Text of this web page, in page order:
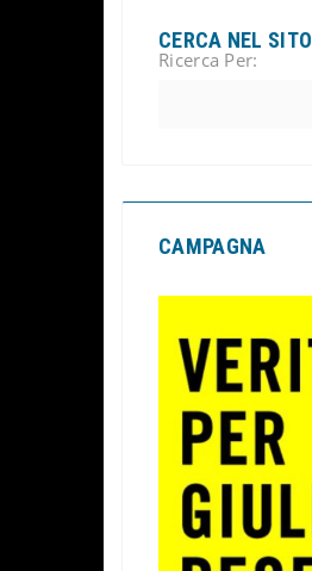
CERCA NEL SITO
Ricerca Per:
CAMPAGNA